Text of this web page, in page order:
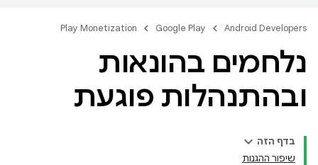
Android Developers
Google Play
Play Monetization
נלחמים בהונאות
ובהתנהלות פוגעת
בדף הזה
שיפור ההגנות